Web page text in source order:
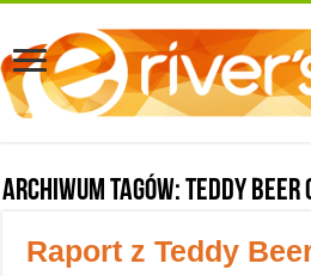
Archiwum tagów:Teddy Beer
Raport z Teddy